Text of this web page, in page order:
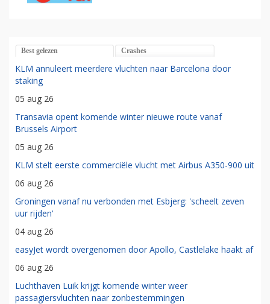
Best gelezen Crashes
KLM annuleert meerdere vluchten naar Barcelona door
staking
05 aug 26
Transavia opent komende winter nieuwe route vanaf
Brussels Airport
05 aug 26
KLM stelt eerste commerciële vlucht met Airbus A350-900 uit
06 aug 26
Groningen vanaf nu verbonden met Esbjerg: 'scheelt zeven
uur rijden'
04 aug 26
easyJet wordt overgenomen door Apollo, Castlelake haakt af
06 aug 26
Luchthaven Luik krijgt komende winter weer
passagiersvluchten naar zonbestemmingen